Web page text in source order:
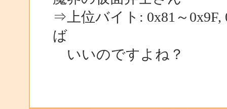
⇒上位バイト: 0x81～
ば
いいのですよね？